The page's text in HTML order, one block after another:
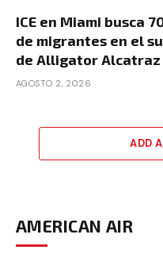
ICE en Miami busca
de migrantes en el
de Alligator Alcatraz
AGOSTO 2, 2026
ADD
AMERICAN AIR